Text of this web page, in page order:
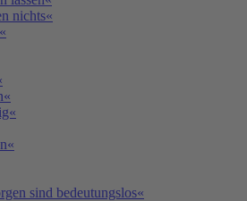
nichts«
sind bedeutungslos«